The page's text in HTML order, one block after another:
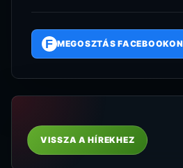
F MEGOSZTÁS FACEBOOKON
VISSZA A HÍREKHEZ